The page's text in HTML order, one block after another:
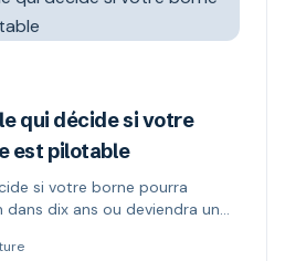
qui décide si votre
est pilotable
si votre borne pourra
dans dix ans ou deviendra un
repérer une borne «